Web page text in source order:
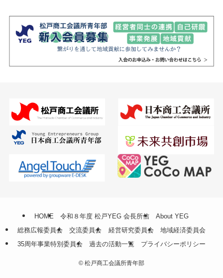
HOME 令和８年度 松戸YEG 会長所信
About YEG
総務広報委員会
交流委員会 経営研究委員会
地域経済委員会
35周年事業特別委員会
過去の活動一覧 プライバシーポリシー
© 松戸商工会議所青年部